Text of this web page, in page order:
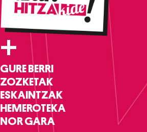
+
GURE BERRI
ZOZKETAK
ESKAINTZAK
HEMEROTEKA
NOR GARA